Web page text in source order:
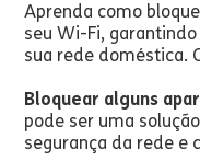
Aprenda como
seu Wi-Fi,
sua rede doméstica.
Bloquear alguns
pode ser uma
segurança da rede e